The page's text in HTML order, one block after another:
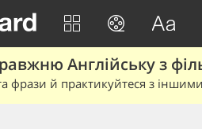
Англійську з
фрази й практикуйтеся з